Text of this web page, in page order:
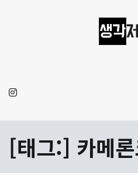
[태그:] 카메